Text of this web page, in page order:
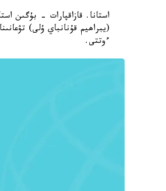
استانا. قازاقپارات - بۇگىن
ءوتتى.